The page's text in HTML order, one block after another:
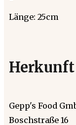
Länge: 25cm
Herkunft
Gepp's Food
Boschstraße 16